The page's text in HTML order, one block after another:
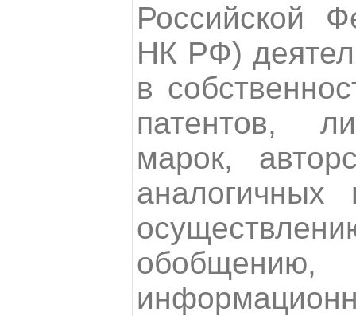
Российской
НК РФ)
в
патентов,
марок,
обобщению,